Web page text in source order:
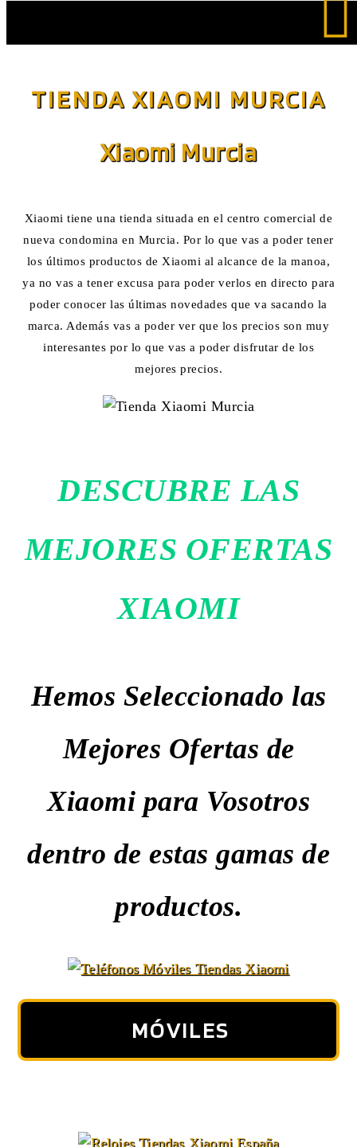
al
contenido
TIENDA XIAOMI MURCIA
Xiaomi Murcia
Xiaomi tiene una tienda situada en el centro comercial de
nueva condomina en Murcia. Por lo que vas a poder tener
los últimos productos de Xiaomi al alcance de la manoa,
ya no vas a tener excusa para poder verlos en directo para
poder conocer las últimas novedades que va sacando la
marca. Además vas a poder ver que los precios son muy
interesantes por lo que vas a poder disfrutar de los
mejores precios.
DESCUBRE LAS
MEJORES OFERTAS
XIAOMI
Hemos Seleccionado las
Mejores Ofertas de
Xiaomi para Vosotros
dentro de estas gamas de
productos.
MÓVILES